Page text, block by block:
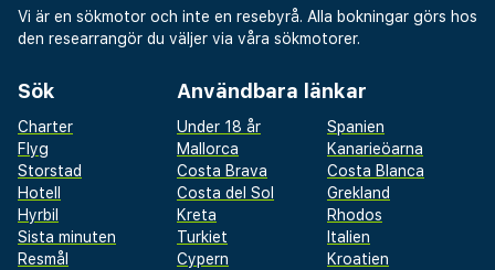
Vi är en sökmotor och inte en resebyrå. Alla bokningar görs hos
den researrangör du väljer via våra sökmotorer.
Sök
Charter
Flyg
Storstad
Hotell
Hyrbil
Sista minuten
Resmål
Användbara länkar
Under 18 år
Spanien
Mallorca
Kanarieöarna
Costa Brava
Costa Blanca
Costa del Sol
Grekland
Kreta
Rhodos
Turkiet
Italien
Cypern
Kroatien